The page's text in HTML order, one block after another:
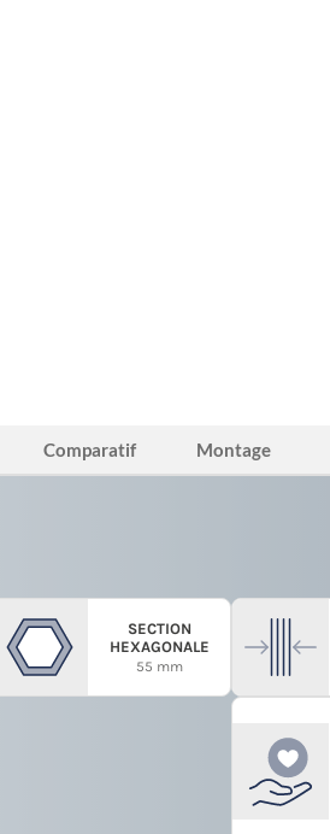
Comparatif Montage
SECTION
HEXAGONALE
55 mm